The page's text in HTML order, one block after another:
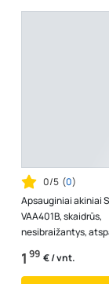
0/5 (0)
Apsauginiai akiniai
VAA401B, skaidrūs,
nesibraižantys,
temperatūrai, su
1 99 € / vnt.